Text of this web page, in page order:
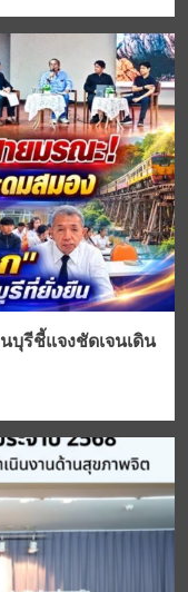
รีชี้แจงชัดเจนเดิน